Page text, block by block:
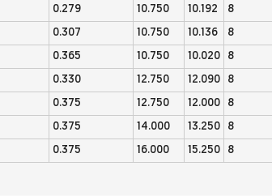
0.279 10.750 10.192 8
0.307 10.750 10.136 8
0.365 10.750 10.020 8
0.330 12.750 12.090 8
0.375 12.750 12.000 8
0.375 14.000 13.250 8
0.375 16.000 15.250 8